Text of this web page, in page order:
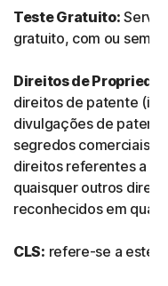
Teste Gratuito:
gratuito, com ou sem
Direitos de
direitos de patente
divulgações de
segredos comerciais,
direitos referentes a
quaisquer outros
reconhecidos em
CLS: refere-se a este